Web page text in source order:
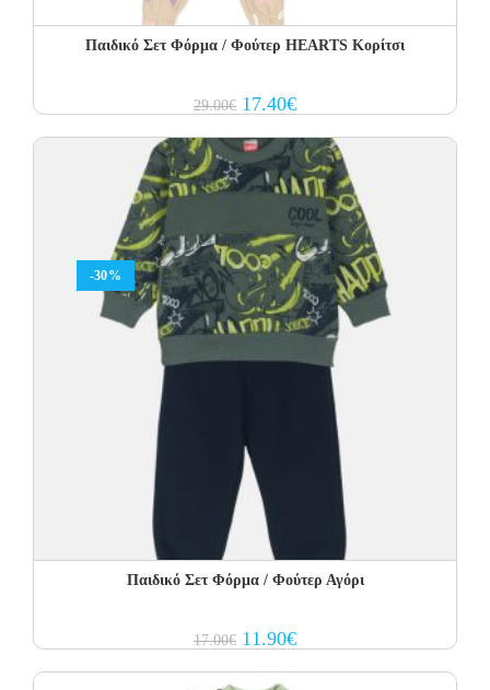
Παιδικό Σετ Φόρμα / Φούτερ HEARTS Κορίτσι
29.00€ Original
price
29.00€.
17.40€Current
price
17.40€.
-30%
Παιδικό Σετ Φόρμα / Φούτερ Αγόρι
17.00€ Original
price
17.00€.
11.90€Current
price